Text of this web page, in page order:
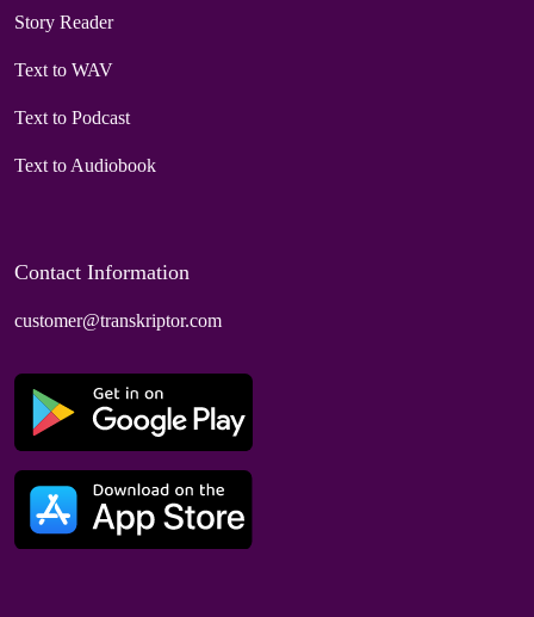
Story Reader
Text to WAV
Text to Podcast
Text to Audiobook
Contact Information
customer@transkriptor.com